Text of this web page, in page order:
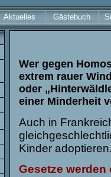
Aktuelles Gästebuch
Wer gegen
extrem rauer
oder
einer Minderheit
Auch in
Kinder
Gesetze